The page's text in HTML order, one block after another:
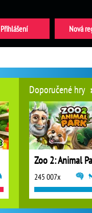
Doporučené hry
Zoo 2: Animal
245 007x
Nová
Přihlášení